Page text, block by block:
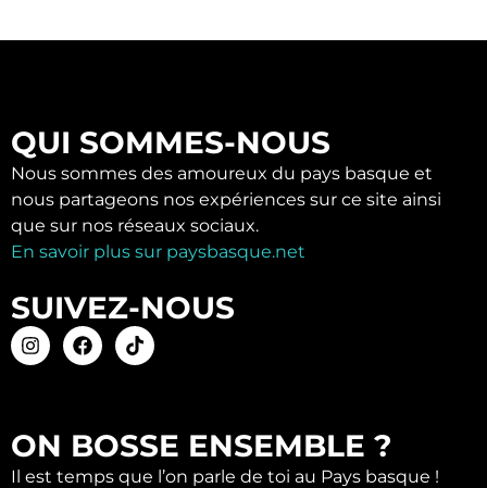
QUI SOMMES-NOUS
Nous sommes des amoureux du pays basque et
nous partageons nos expériences sur ce site ainsi
que sur nos réseaux sociaux.
En savoir plus sur paysbasque.net
SUIVEZ-NOUS
ON BOSSE ENSEMBLE ?
Il est temps que l’on parle de toi au Pays basque !